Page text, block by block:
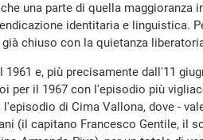
una parte di quella maggioranza
identitaria e linguistica.
chiuso con la quietanza
1961 e, più precisamente dall'11
per il 1967 con l'episodio più
l'episodio di Cima Vallona, dove -
(il capitano Francesco Gentile, il